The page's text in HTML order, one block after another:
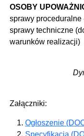
OSOBY
sprawy proceduralne
sprawy techniczne
warunków realizacji)
Załączniki:
Ogłoszenie
Specyfikacja